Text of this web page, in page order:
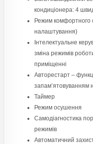
кондиціонера: 4
Режим комфортного
налаштування)
Інтелектуальне
зміна режимів
приміщенні
Авторестарт –
запам’ятовуванням
Таймер
Режим осушення
Самодіагностика
режимів
Автоматичний